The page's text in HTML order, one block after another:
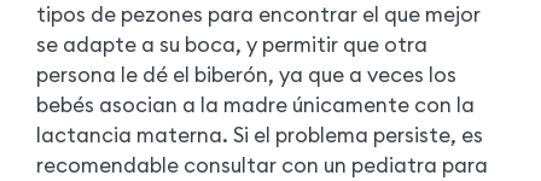
tipos de pezones para encontrar el que mejor
se adapte a su boca, y permitir que otra
persona le dé el biberón, ya que a veces los
bebés asocian a la madre únicamente con la
lactancia materna. Si el problema persiste, es
recomendable consultar con un pediatra para